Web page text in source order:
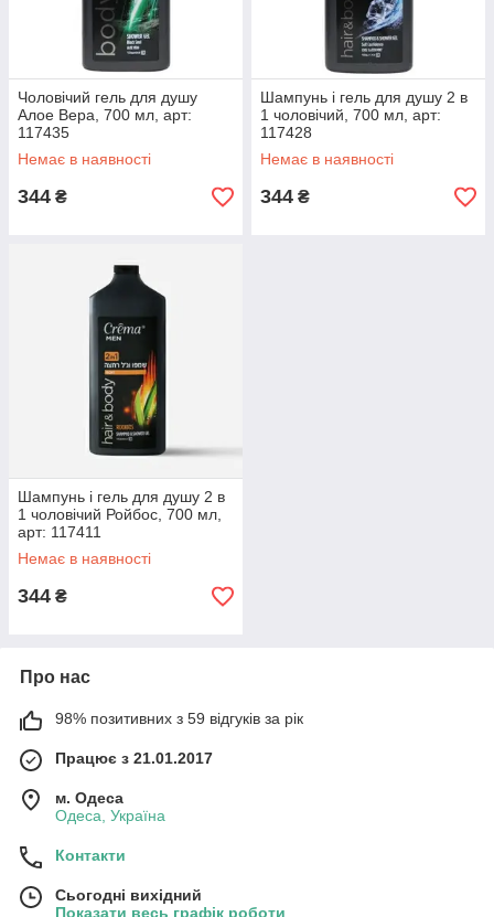
Чоловічий гель для душу
Алое Вера, 700 мл, арт:
117435
Немає в наявності
344 ₴
Шампунь і гель для душу 2 в
1 чоловічий, 700 мл, арт:
117428
Немає в наявності
344 ₴
Шампунь і гель для душу 2 в
1 чоловічий Ройбос, 700 мл,
арт: 117411
Немає в наявності
344 ₴
Про нас
98% позитивних з 59 відгуків за рік
Працює з 21.01.2017
м. Одеса
Одеса, Україна
Контакти
Сьогодні вихідний
Показати весь графік роботи